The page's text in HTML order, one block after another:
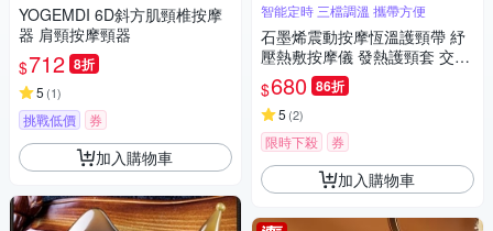
YOGEMDI 6D斜方肌頸椎按摩
器 肩頸按摩頸器
$712 8折
5 (1)
挑戰低價 券
加入購物車
智能定時 三檔調溫 攜帶方便
石墨烯震動按摩恆溫護頸帶 紓
壓熱敷按摩儀 發熱護頸套 交換
節禮物
$680 86折
5 (2)
限時下殺 券
加入購物車